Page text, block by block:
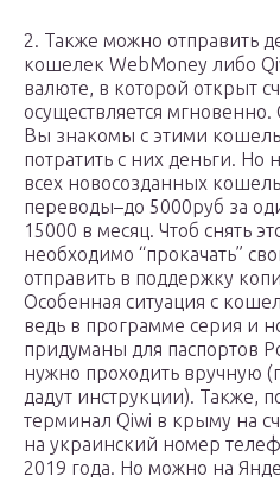
2. Также можно отправить
кошелек WebMoney либо
валюте, в которой открыт
осуществляется
Вы знакомы с этими
потратить с них деньги. Но
всех новосозданных
переводы–до 5000руб за
15000 в месяц. Чтоб снять
необходимо “прокачать”
отправить в поддержку
Особенная ситуация с
ведь в программе серия и
придуманы для паспортов
нужно проходить вручную
дадут инструкции). Также,
терминал Qiwi в крыму на
на украинский номер
2019 года. Но можно на